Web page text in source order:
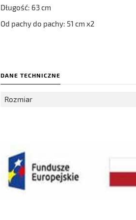
Długość: 63 cm
Od pachy do pachy: 51 cm x2
DANE TECHNICZNE
Rozmiar